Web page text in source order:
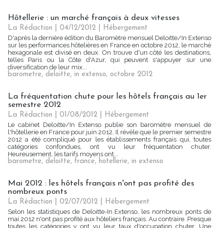
Hôtellerie : un marché français à deux vitesses
La Rédaction | 04/12/2012
Hébergement
D'après la dernière édition du Baromètre mensuel Deloitte/In Extenso
sur les performances hôtelières en France en octobre 2012, le marché
hexagonale est divisé en deux. On trouve d'un côté les destinations,
telles Paris ou la Côte d'Azur, qui peuvent s'appuyer sur une
diversification de leur mix...
barometre, deloitte, in extenso, octobre 2012
La fréquentation chute pour les hôtels français au 1er
semestre 2012
La Rédaction | 01/08/2012
Hébergement
Le cabinet Deloitte/In Extenso publie son baromètre mensuel de
l'hôtellerie en France pour juin 2012. Il révèle que le premier semestre
2012 a été compliqué pour les établissements français qui, toutes
catégories confondues, ont vu leur fréquentation chuter.
Heureusement, les tarifs moyens ont...
barometre, deloitte, france, hotellerie, in extenso
Mai 2012 : les hôtels français n'ont pas profité des
nombreux ponts
La Rédaction | 02/07/2012
Hébergement
Selon les statistiques de Deloitte-In Extenso, les nombreux ponts de
mai 2012 n'ont pas profité aux hôteliers français. Au contraire. Presque
toutes les catégories y ont vu leur taux d'occupation chuter. Une